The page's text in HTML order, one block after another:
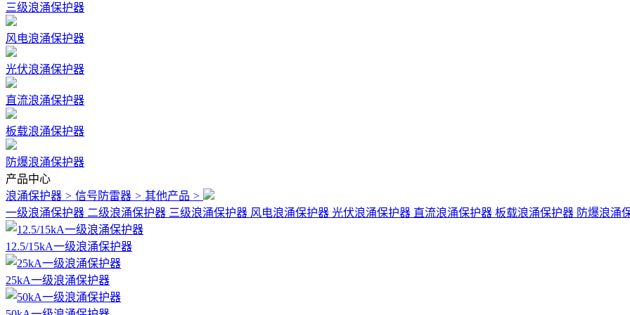
三级浪涌保护器
风电浪涌保护器
光伏浪涌保护器
直流浪涌保护器
板载浪涌保护器
防爆浪涌保护器
产品中心
浪涌保护器 > 信号防雷器 > 其他产品 >
一级浪涌保护器 二级浪涌保护器 三级浪涌保护器 风电浪涌保护器 光伏浪涌保护器 直流浪涌保护器 板载浪涌保护器 防爆浪涌
12.5/15kA一级浪涌保护器
25kA一级浪涌保护器